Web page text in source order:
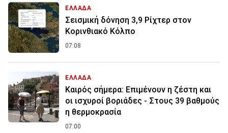
ΕΛΛΑΔΑ
Σεισμική δόνηση 3,9 Ρίχτερ στον
Κορινθιακό Κόλπο
07:08
ΕΛΛΑΔΑ
Καιρός σήμερα: Επιμένουν η ζέστη και
οι ισχυροί βοριάδες - Στους 39 βαθμούς
η θερμοκρασία
07:00